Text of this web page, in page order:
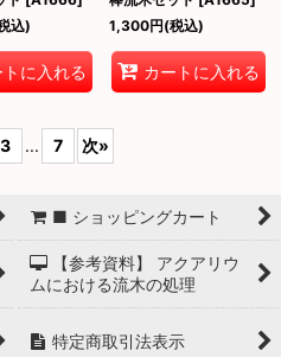
込)
に入れる
1,300円(税込)
カートに入れる
3 ... 7 次»
■ ショッピングカート
【参考資料】 アクアリウ
ムにおける流木の処理
特定商取引法表示